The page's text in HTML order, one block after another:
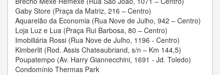
Gaby Store (Praça da Matriz, 216 – Centro)
Aquarelão da Economia (Rua Nove de Julho, 942 – Centro)
Loja Luz e Lua (Praça Rui Barbosa, 80 – Centro)
Imobiliária Rossi (Rua Nove de Julho, 1196 - Centro)
Kimberlit (Rod. Assis Chateaubriand, s/n – Km 144,5)
Poupatempo (Av. Harry Giannecchini, 1691 - Jd. Toledo)
Condomínio Thermas Park